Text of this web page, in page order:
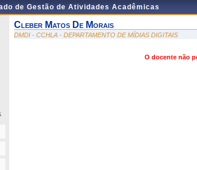
de Gestão de Atividades Acadêmicas
Cleber Matos De Morais
DMDI - CCHLA - DEPARTAMENTO DE MÍDIAS DIGITAIS
O docente não